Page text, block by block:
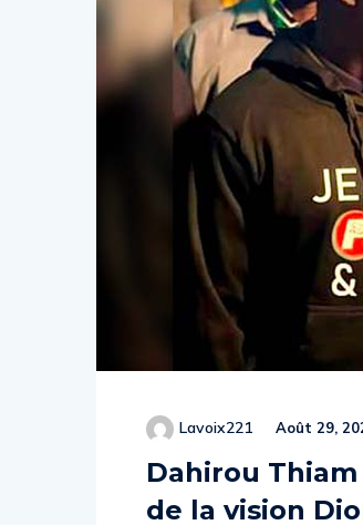
Lavoix221 Août 29,
Dahirou
de la vision